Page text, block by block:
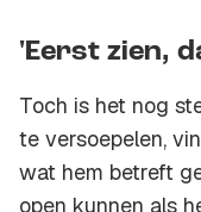
'Eerst zien,
Toch is het nog
te versoepelen,
wat hem betreft
open kunnen als